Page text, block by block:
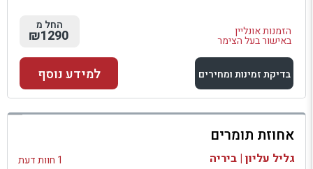
הזמנות אונליין
באישור בעל הצימר
החל מ
₪1290
בדיקת זמינות ומחירים
למתחם זה
בדיקת זמינות ומחירים
למידע נוסף
אחוזת תומרים
גליל עליון | ביריה 1 חוות דעת